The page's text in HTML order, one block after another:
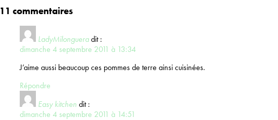
11 commentaires
LadyMilonguera dit :
dimanche 4 septembre 2011 à 13:34
J’aime aussi beaucoup ces pommes de terre ainsi cuisinées.
Répondre
Easy kitchen dit :
dimanche 4 septembre 2011 à 14:51